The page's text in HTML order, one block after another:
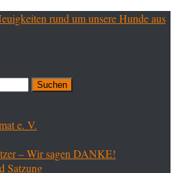
rund um unsere Hunde aus
e. V.
– Wir sagen DANKE!
Satzung